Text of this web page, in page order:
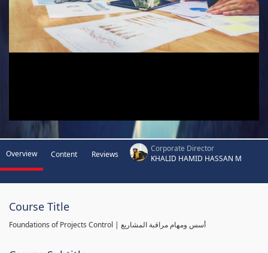
Overview Content Reviews
Corporate Director
KHALID HAMID HASSAN M
Course Title
Foundations of Projects Control | أسس ومهام مراقبة المشاريع